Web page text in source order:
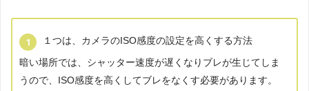
１つは、カメラのISO感度の設定を高くする方法
暗い場所では、シャッター速度が遅くなりブレが生じてしま
うので、ISO感度を高くしてブレをなくす必要があります。